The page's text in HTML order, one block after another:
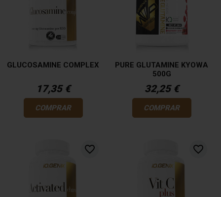
GLUCOSAMINE COMPLEX
17,35 €
COMPRAR
PURE GLUTAMINE KYOWA
500G
32,25 €
COMPRAR
favorite_border favorite_border